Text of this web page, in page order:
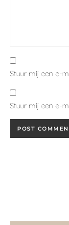
Stuur mij een e-
Stuur mij een e-